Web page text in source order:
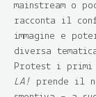
mainstream o
racconta il
immagine e
diversa
Protest i
LA!
prende il